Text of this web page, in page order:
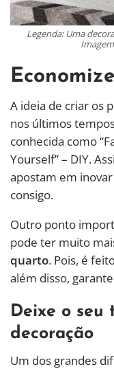
Legenda: Uma
A ideia de criar os
nos últimos
conhecida como
Yourself” – DIY.
apostam em
consigo.
Outro ponto
pode ter muito
quarto. Pois, é
além disso,
Deixe o seu
decoração
Um dos grandes